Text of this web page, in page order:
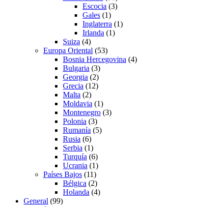
Escocia (3)
Gales (1)
Inglaterra (1)
Irlanda (1)
Suiza (4)
Europa Oriental (53)
Bosnia Hercegovina (4)
Bulgaria (3)
Georgia (2)
Grecia (12)
Malta (2)
Moldavia (1)
Montenegro (3)
Polonia (3)
Rumanía (5)
Rusia (6)
Serbia (1)
Turquía (6)
Ucrania (1)
Países Bajos (11)
Bélgica (2)
Holanda (4)
General (99)